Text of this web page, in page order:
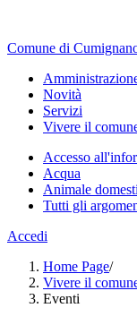
Comune di
Novità
Servizi
Vivere il
Accesso
Acqua
Animale
Tutti gli
Accedi
Home Page/
Vivere il
Eventi